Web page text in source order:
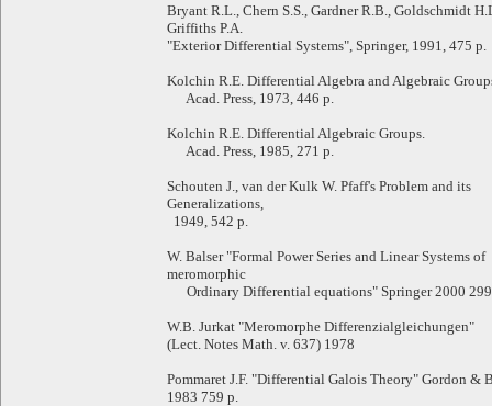
Bryant R.L., Chern S.S., Gardner R.B., Goldschmidt
Griffiths P.A.
"Exterior Differential Systems", Springer, 1991, 475 p.
Kolchin R.E. Differential Algebra and Algebraic
Acad. Press, 1973, 446 p.
Kolchin R.E. Differential Algebraic Groups.
Acad. Press, 1985, 271 p.
Schouten J., van der Kulk W. Pfaff's Problem and its
Generalizations,
1949, 542 p.
W. Balser "Formal Power Series and Linear Systems of
meromorphic
Ordinary Differential equations" Springer 2000
W.B. Jurkat "Meromorphe Differenzialgleichungen"
(Lect. Notes Math. v. 637) 1978
Pommaret J.F. "Differential Galois Theory" Gordon &
1983 759 p.